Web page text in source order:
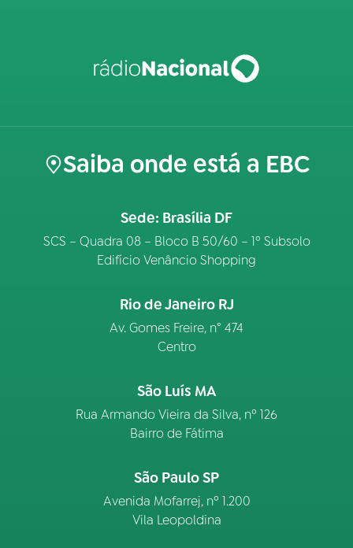
Saiba onde está a EBC
Sede: Brasília DF
SCS – Quadra 08 – Bloco B 50/60 – 1º Subsolo
Edifício Venâncio Shopping
Rio de Janeiro RJ
Av. Gomes Freire, n° 474
Centro
São Luís MA
Rua Armando Vieira da Silva, nº 126
Bairro de Fátima
São Paulo SP
Avenida Mofarrej, nº 1.200
Vila Leopoldina